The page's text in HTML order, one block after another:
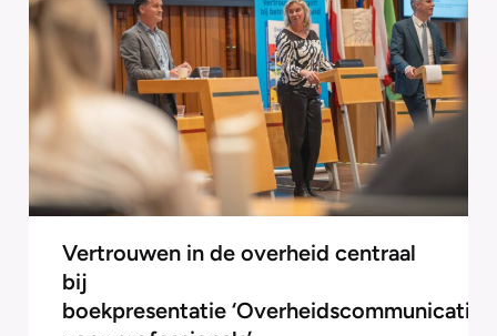
Vertrouwen in de overheid centraal
bij
boekpresentatie ‘Overheidscommunicatie